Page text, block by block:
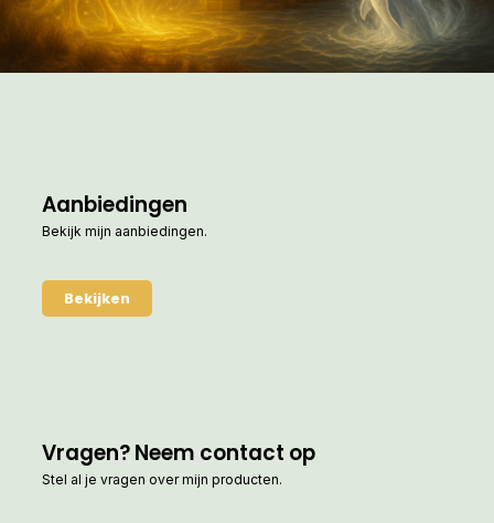
Aanbiedingen
Bekijk mijn aanbiedingen.
Bekijken
Vragen? Neem contact op
Stel al je vragen over mijn producten.